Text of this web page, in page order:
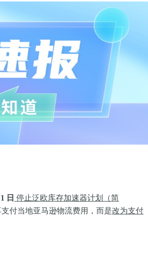
日 停止泛欧库存加速器计划（简
付当地亚马逊物流费用，而是改为支付